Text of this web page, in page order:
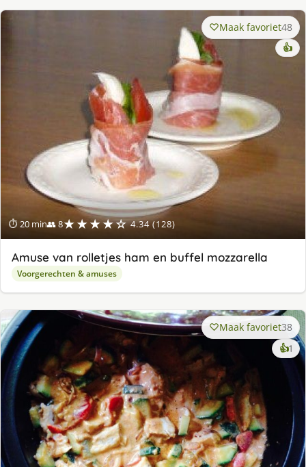
⏱ 20 min👥 8★★★★☆ 4.34 (128)
Maak favoriet48
👍
Amuse van rolletjes ham en buffel mozzarella
Voorgerechten & amuses
Maak favoriet38
👍1